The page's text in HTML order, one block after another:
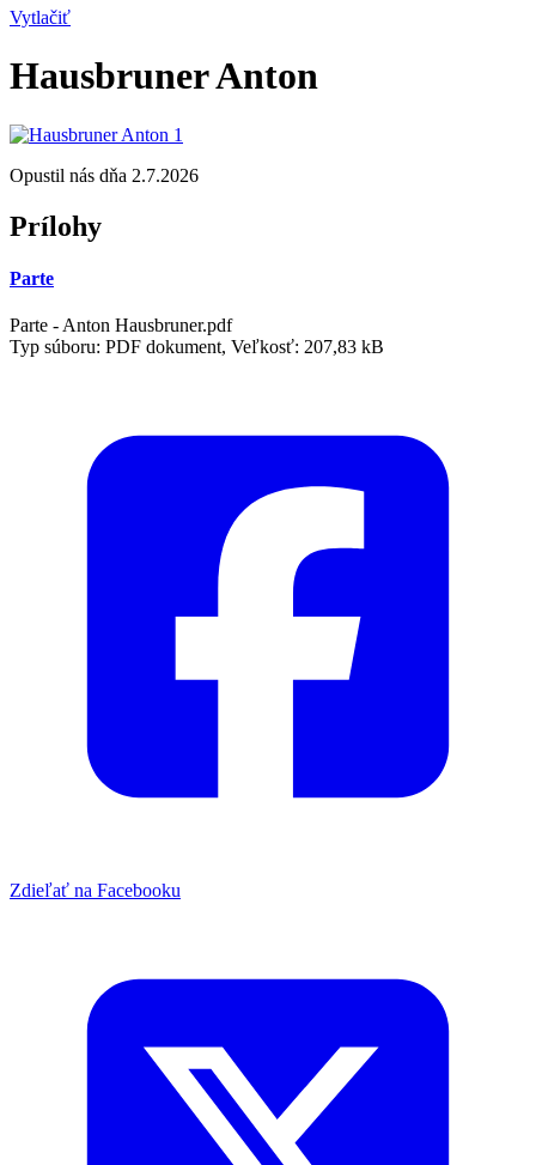
Vytlačiť
Hausbruner Anton
Opustil nás dňa 2.7.2026
Prílohy
Parte
Parte - Anton Hausbruner.pdf
Typ súboru: PDF dokument, Veľkosť: 207,83 kB
Zdieľať na Facebooku